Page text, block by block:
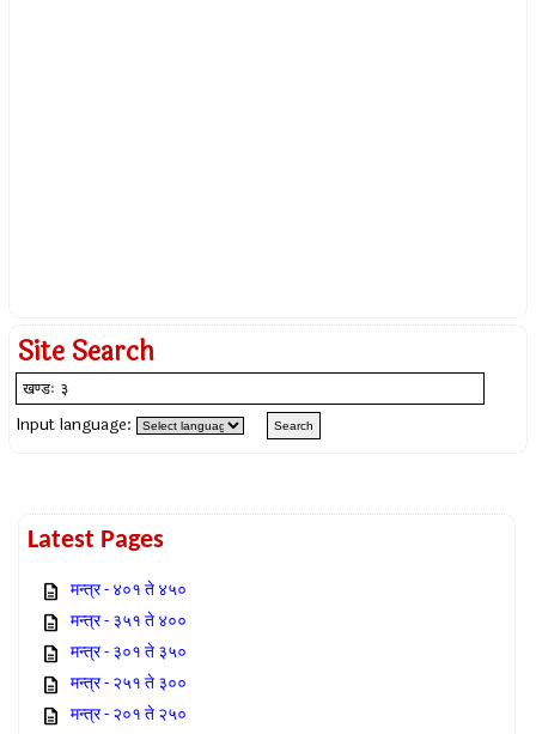
Site Search
Input language:
Latest Pages
मन्त्र - ४०१ ते ४५०
मन्त्र - ३५१ ते ४००
मन्त्र - ३०१ ते ३५०
मन्त्र - २५१ ते ३००
मन्त्र - २०१ ते २५०